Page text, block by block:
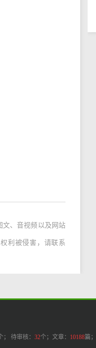
文、音视频以及网站
利被侵害，请联系
； 待审核： 32个；文章： 10188篇；